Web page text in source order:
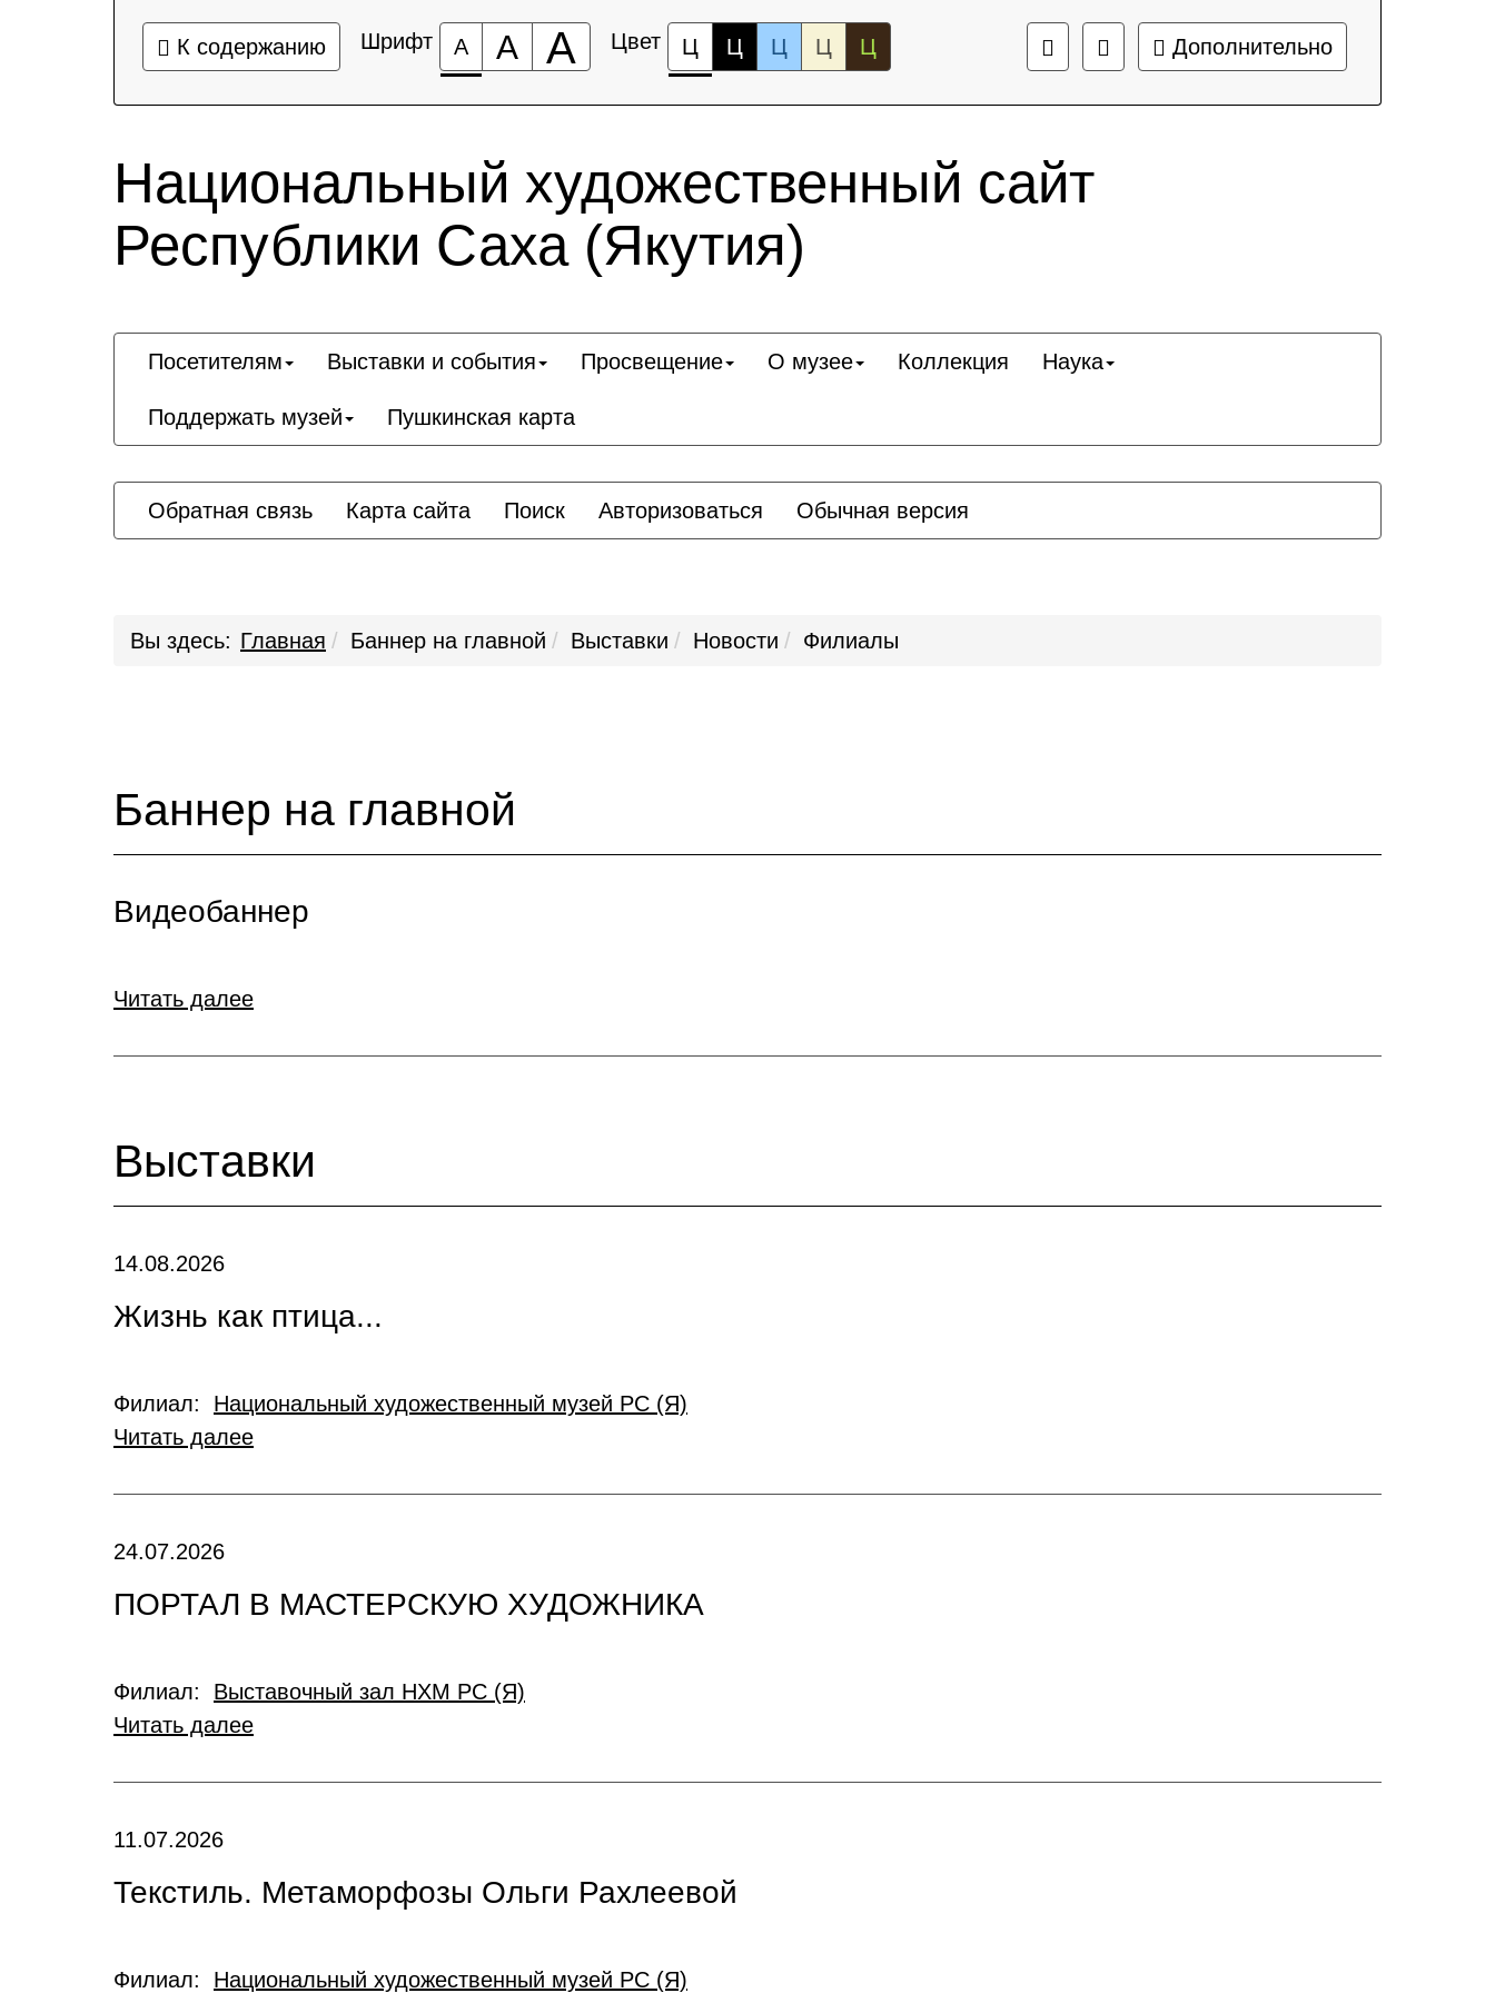
К содержанию Шрифт А А А Цвет Ц Ц Ц Ц Ц Дополнительно
Национальный художественный сайт
Республики Саха (Якутия)
Посетителям Выставки и события Просвещение О музее Коллекция Наука
Поддержать музей Пушкинская карта
Обратная связь Карта сайта Поиск Авторизоваться Обычная версия
Вы здесь: Главная Баннер на главной Выставки Новости Филиалы
Баннер на главной
Видеобаннер
Читать далее
Выставки
14.08.2026
Жизнь как птица...
Филиал: Национальный художественный музей РС (Я)
Читать далее
24.07.2026
ПОРТАЛ В МАСТЕРСКУЮ ХУДОЖНИКА
Филиал: Выставочный зал НХМ РС (Я)
Читать далее
11.07.2026
Текстиль. Метаморфозы Ольги Рахлеевой
Филиал: Национальный художественный музей РС (Я)